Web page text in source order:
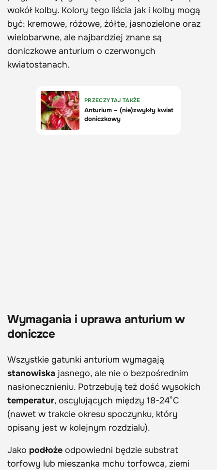
wokół kolby. Kolory tego liścia jak i kolby mogą
być: kremowe, różowe, żółte, jasnozielone oraz
wielobarwne, ale najbardziej znane są
doniczkowe anturium o czerwonych
kwiatostanach.
Wymagania i uprawa anturium w
doniczce
Wszystkie gatunki anturium wymagają
stanowiska jasnego, ale nie o bezpośrednim
nasłonecznieniu. Potrzebują też dość wysokich
temperatur, oscylujących między 18-24°C
(nawet w trakcie okresu spoczynku, który
opisany jest w kolejnym rozdzialu).
Jako podłoże odpowiedni będzie substrat
torfowy lub mieszanka mchu torfowca, ziemi